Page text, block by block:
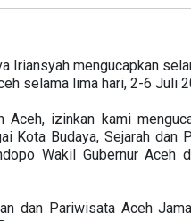
Iriansyah mengucapkan
selama lima hari, 2-6 Juli
Aceh, izinkan kami
Kota Budaya, Sejarah dan
Wakil Gubernur Aceh
dan Pariwisata Aceh